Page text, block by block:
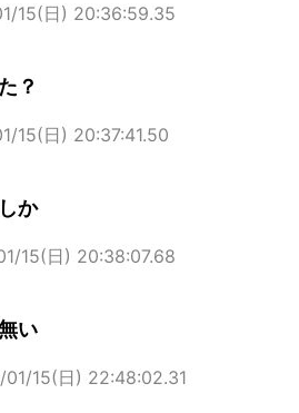
15(日) 20:36:59.35
？
15(日) 20:37:41.50
か
15(日) 20:38:07.68
い
15(日) 22:48:02.31